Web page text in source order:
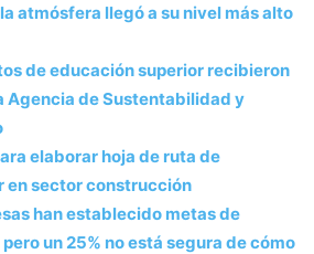
atmósfera llegó a su nivel más alto
de educación superior recibieron
Agencia de Sustentabilidad y
elaborar hoja de ruta de
en sector construcción
han establecido metas de
un 25% no está segura de cómo